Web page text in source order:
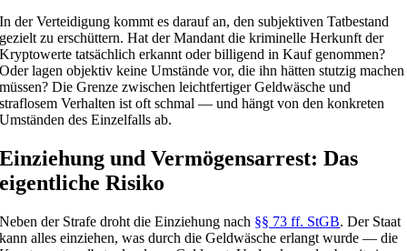
In der Verteidigung kommt es darauf an, den subjektiven Tatbestand
gezielt zu erschüttern. Hat der Mandant die kriminelle Herkunft der
Kryptowerte tatsächlich erkannt oder billigend in Kauf genommen?
Oder lagen objektiv keine Umstände vor, die ihn hätten stutzig machen
müssen? Die Grenze zwischen leichtfertiger Geldwäsche und
straflosem Verhalten ist oft schmal — und hängt von den konkreten
Umständen des Einzelfalls ab.
Einziehung und Vermögensarrest: Das
eigentliche Risiko
Neben der Strafe droht die Einziehung nach §§ 73 ff. StGB. Der Staat
kann alles einziehen, was durch die Geldwäsche erlangt wurde — die